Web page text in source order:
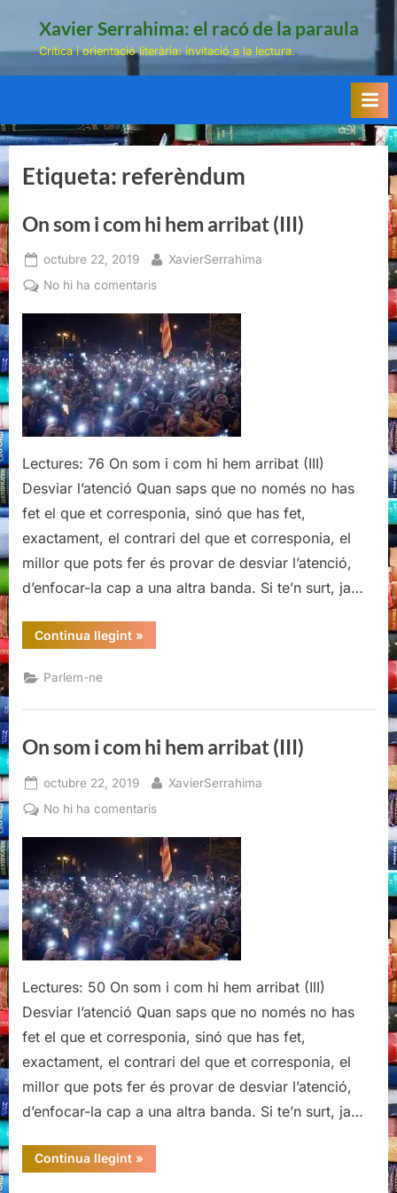
Xavier Serrahima: el racó de la paraula
Crítica i orientació literària: invitació a la lectura.
Etiqueta: referèndum
On som i com hi hem arribat (III)
Posted
on
octubre 22, 2019 By
XavierSerrahima
No hi ha comentarisa
som
com
hi
hem
arribat
Lectures: 76 On som i com hi hem arribat (III)
Desviar l’atenció Quan saps que no només no has
fet el que et corresponia, sinó que has fet,
exactament, el contrari del que et corresponia, el
millor que pots fer és provar de desviar l’atenció,
d’enfocar-la cap a una altra banda. Si te’n surt, ja…
Continua llegint“On
som
arribat
»
Parlem-ne
On som i com hi hem arribat (III)
Posted
on
octubre 22, 2019 By
XavierSerrahima
No hi ha comentarisa
som
com
hi
hem
arribat
Lectures: 50 On som i com hi hem arribat (III)
Desviar l’atenció Quan saps que no només no has
fet el que et corresponia, sinó que has fet,
exactament, el contrari del que et corresponia, el
millor que pots fer és provar de desviar l’atenció,
d’enfocar-la cap a una altra banda. Si te’n surt, ja…
Continua llegint“On
som
»